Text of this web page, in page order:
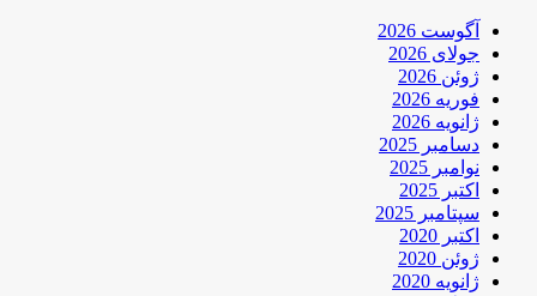
آگوست 2026
جولای 2026
ژوئن 2026
فوریه 2026
ژانویه 2026
دسامبر 2025
نوامبر 2025
اکتبر 2025
سپتامبر 2025
اکتبر 2020
ژوئن 2020
ژانویه 2020